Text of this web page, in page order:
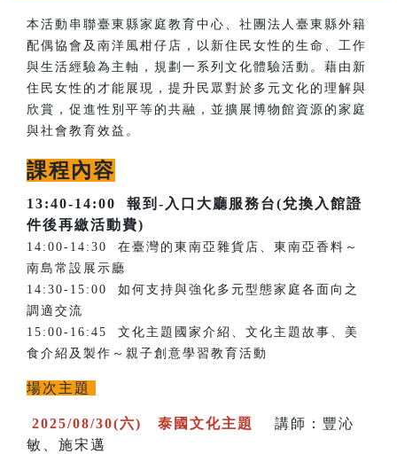
本活動串聯臺東縣家庭教育中心、社團法人臺東縣外籍
配偶協會及南洋風柑仔店，以新住民女性的生命、工作
與生活經驗為主軸，規劃一系列文化體驗活動。藉由新
住民女性的才能展現，提升民眾對於多元文化的理解與
欣賞，促進性別平等的共融，並擴展博物館資源的家庭
與社會教育效益。
課程內容
13:40-14:00
報到-入口大廳服務台(兌換入館證
件後再繳活動費)
14:00-14:30 在臺灣的東南亞雜貨店、東南亞香料～
南島常設展示廳
14:30-15:00 如何支持與強化多元型態家庭各面向之
調適交流
15:00-16:45 文化主題國家介紹、文化主題故事、美
食介紹及製作～親子創意學習教育活動
場次主題
2025/08/30(六) 泰國文化主題
講師：豐沁
敏、施宋邁